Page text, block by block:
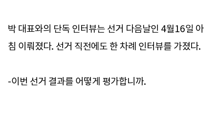
박 대표와의 단독 인터뷰는 선거 다음날인 4월16일 아
침 이뤄졌다. 선거 직전에도 한 차례 인터뷰를 가졌다.
-이번 선거 결과를 어떻게 평가합니까.